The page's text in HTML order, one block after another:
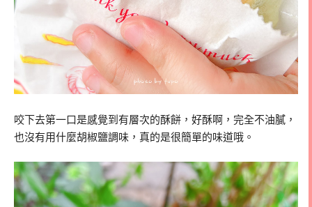
咬下去第一口是感覺到有層次的酥餅，好酥啊，完全不油膩，
也沒有用什麼胡椒鹽調味，真的是很簡單的味道哦。